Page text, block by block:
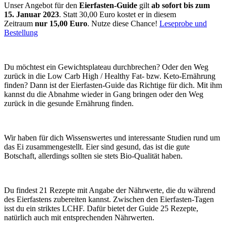
Unser Angebot für den Eierfasten-Guide gilt ab sofort bis zum
15. Januar 2023. Statt 30,00 Euro kostet er in diesem
Zeitraum nur 15,00 Euro. Nutze diese Chance! Leseprobe und
Bestellung
Du möchtest ein Gewichtsplateau durchbrechen? Oder den Weg
zurück in die Low Carb High / Healthy Fat- bzw. Keto-Ernährung
finden? Dann ist der Eierfasten-Guide das Richtige für dich. Mit ihm
kannst du die Abnahme wieder in Gang bringen oder den Weg
zurück in die gesunde Ernährung finden.
Wir haben für dich Wissenswertes und interessante Studien rund um
das Ei zusammengestellt. Eier sind gesund, das ist die gute
Botschaft, allerdings sollten sie stets Bio-Qualität haben.
Du findest 21 Rezepte mit Angabe der Nährwerte, die du während
des Eierfastens zubereiten kannst. Zwischen den Eierfasten-Tagen
isst du ein striktes LCHF. Dafür bietet der Guide 25 Rezepte,
natürlich auch mit entsprechenden Nährwerten.